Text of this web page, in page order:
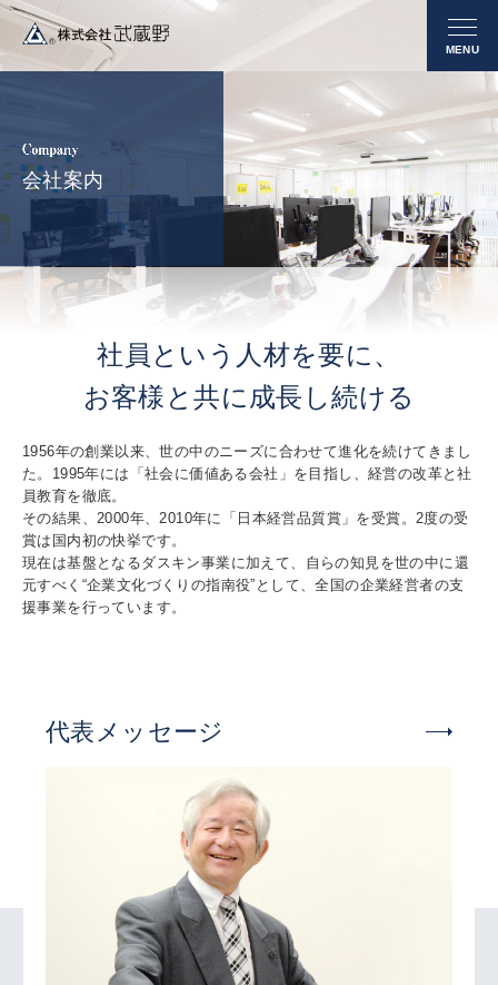
会社案内
社員という人材を要に、
お客様と共に成長し続ける
1956年の創業以来、世の中のニーズに合わせて進化を続けてきまし
た。1995年には「社会に価値ある会社」を目指し、経営の改革と社
員教育を徹底。
その結果、2000年、2010年に「日本経営品質賞」を受賞。2度の受
賞は国内初の快挙です。
現在は基盤となるダスキン事業に加えて、自らの知見を世の中に還
元すべく“企業文化づくりの指南役”として、全国の企業経営者の支
援事業を行っています。
代表メッセージ